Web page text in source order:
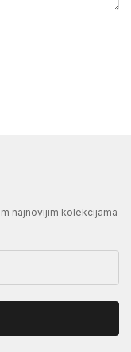
najnovijim kolekcijama